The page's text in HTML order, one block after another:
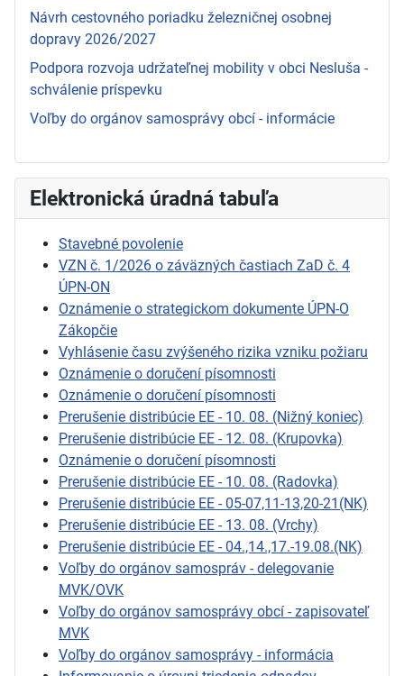
Návrh cestovného poriadku železničnej osobnej
dopravy 2026/2027
Podpora rozvoja udržateľnej mobility v obci Nesluša -
schválenie príspevku
Voľby do orgánov samosprávy obcí - informácie
Elektronická úradná tabuľa
Stavebné povolenie
VZN č. 1/2026 o záväzných častiach ZaD č. 4
ÚPN-ON
Oznámenie o strategickom dokumente ÚPN-O
Zákopčie
Vyhlásenie času zvýšeného rizika vzniku požiaru
Oznámenie o doručení písomnosti
Oznámenie o doručení písomnosti
Prerušenie distribúcie EE - 10. 08. (Nižný koniec)
Prerušenie distribúcie EE - 12. 08. (Krupovka)
Oznámenie o doručení písomnosti
Prerušenie distribúcie EE - 10. 08. (Radovka)
Prerušenie distribúcie EE - 05-07,11-13,20-21(NK)
Prerušenie distribúcie EE - 13. 08. (Vrchy)
Prerušenie distribúcie EE - 04.,14.,17.-19.08.(NK)
Voľby do orgánov samospráv - delegovanie
MVK/OVK
Voľby do orgánov samosprávy obcí - zapisovateľ
MVK
Voľby do orgánov samosprávy - informácia